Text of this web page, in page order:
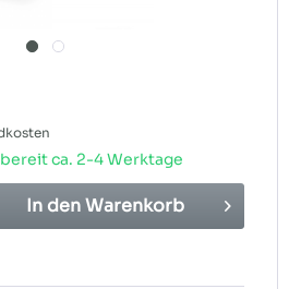
ca. 2-4 Werktage
In denWarenkorb